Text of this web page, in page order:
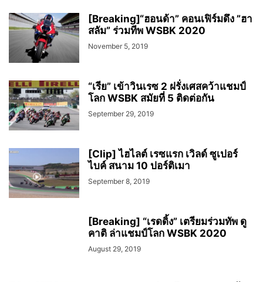
[Breaking]“ฮอนด้า” คอนเฟิร์มดึง ”ฮา
สลัม” ร่วมทีพ WSBK 2020
November 5, 2019
“เรีย” เข้าวินเรซ 2 ฝรั่งเศสคว้าแชมป์
โลก WSBK สมัยที่ 5 ติดต่อกัน
September 29, 2019
[Clip] ไฮไลต์ เรซแรก เวิลด์ ซูเปอร์
ไบค์ สนาม 10 ปอร์ติเมา
September 8, 2019
[Breaking] “เรดดิ้ง” เตรียมร่วมทัพ ดู
คาติ ล่าแชมป์โลก WSBK 2020
August 29, 2019